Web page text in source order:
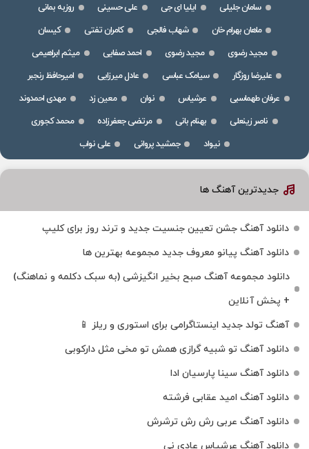
سامان جلیلی
ایلیا ای جی علی حسینی
روزبه بمانی
ماهان بهرام خان
شهاب فالجی کامران تفتی
کیسان
مجید رضوی
مجید رضوی احمد صفایی
میثم ابراهیمی
علیرضا روزگار
سیامک عباسی عادل میرزایی
امیرحافظ رنجبر
عرفان طهماسبی
عرشیاس نوان معین زد
مهدی احمدوند
ناصر زینعلی
بهنام بانی مرتضی جعفرزاده
محمد کجوری
نیواد
جمشید پروانی علی نواب
جدیدترین آهنگ ها
دانلود آهنگ جشن تعیین جنسیت جدید و ترند روز برای کلیپ
دانلود آهنگ پیانو معروف جدید مجموعه بهترین ها
دانلود مجموعه آهنگ صبح بخیر انگیزشی (به سبک دکلمه و نماهنگ)
+ پخش آنلاین
آهنگ تولد جدید اینستاگرامی برای استوری و ریلز 📱
دانلود آهنگ تو شبیه گرازی همش تو مخی مثل دارکوبی
دانلود آهنگ سینا پارسیان ادا
دانلود آهنگ امید عقابی فرشته
دانلود آهنگ عربی رش رش ترشرش
دانلود آهنگ عرشیاس عادی نی